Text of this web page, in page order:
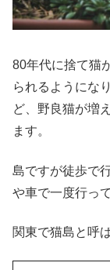
80年代に捨て猫
られるようにな
ど、野良猫が増
ます。
島ですが徒歩で
や車で一度行っ
関東で猫島と呼